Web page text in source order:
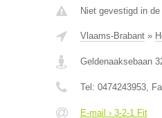
Niet gevestigd in
Vlaams-Brabant»
Geldenaaksebaan
Tel: 0474243953,
E-mail › 3-2-1 Fit